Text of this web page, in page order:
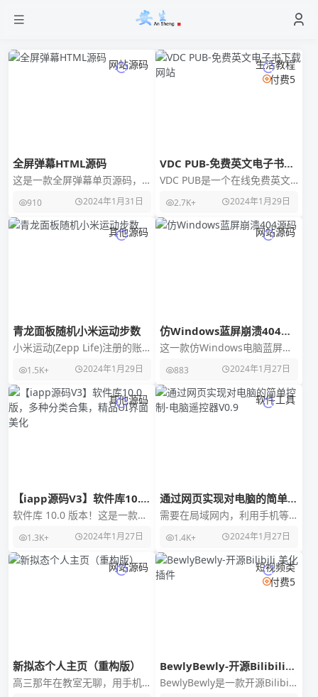
网站源码
全屏弹幕HTML源码
这是一款全屏弹幕单页源码，
有点击音效，点击效果也是非
常的好看 源码演示截图
910 2024年1月31日
生活教程
付费5
VDC PUB-免费英文电子书下
载网站
VDC PUB是一个在线免费英文
电子书下载网站，网站为学生
提供数十万本免费电子书和文
档，全部都是免费
2.7K+ 2024年1月29日
其他源码
青龙面板随机小米运动步数
小米运动(Zepp Life)注册的账
便邮箱，绑定wx，环境变量
ydbs
1.5K+ 2024年1月29日
网站源码
仿Windows蓝屏崩溃404源
码
这一款仿Windows电脑蓝屏崩
条到100%后跳转到网站，跳转
网站到6
883 2024年1月27日
其他源码
【iapp源码V3】软件库10.0
版，多种分类合集，精品UI
界面美化
软件库 10.0 版本！这是一款
手机开发者专用，玩网必备的
源码，部
1.3K+ 2024年1月27日
软件工具
通过网页实现对电脑的简单控
制-电脑遥控器V0.9
需要在局域网内，利用手机等
对电脑的简单控制，界面有些
丑，占用非常低。本来只
1.4K+ 2024年1月27日
网站源码
新拟态个人主页（重构版）
高三那年在教室无聊，用手机
短视频类
付费5
BewlyBewly-开源Bilibili
美化插件
BewlyBewly是一款开源Bilibili